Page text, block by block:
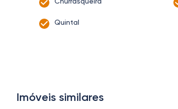
Quintal
Imóveis similares